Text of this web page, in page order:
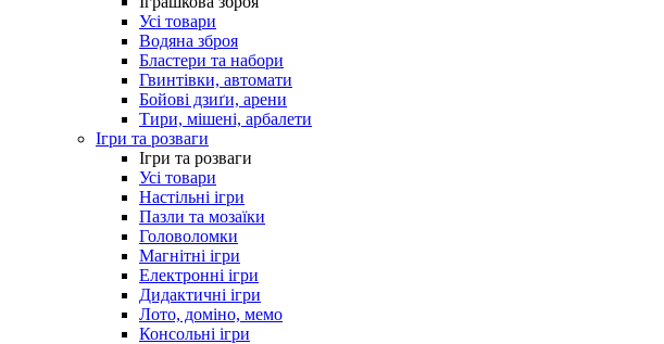
Усі товари
Водяна зброя
Бластери та набори
Гвинтівки, автомати
Бойові дзиґи, арени
Тири, мішені, арбалети
Ігри та розваги
Ігри та розваги
Усі товари
Настільні ігри
Пазли та мозаїки
Головоломки
Магнітні ігри
Електронні ігри
Дидактичні ігри
Лото, доміно, мемо
Консольні ігри